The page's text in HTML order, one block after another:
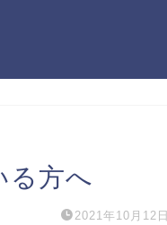
る方へ
2021年10月12日